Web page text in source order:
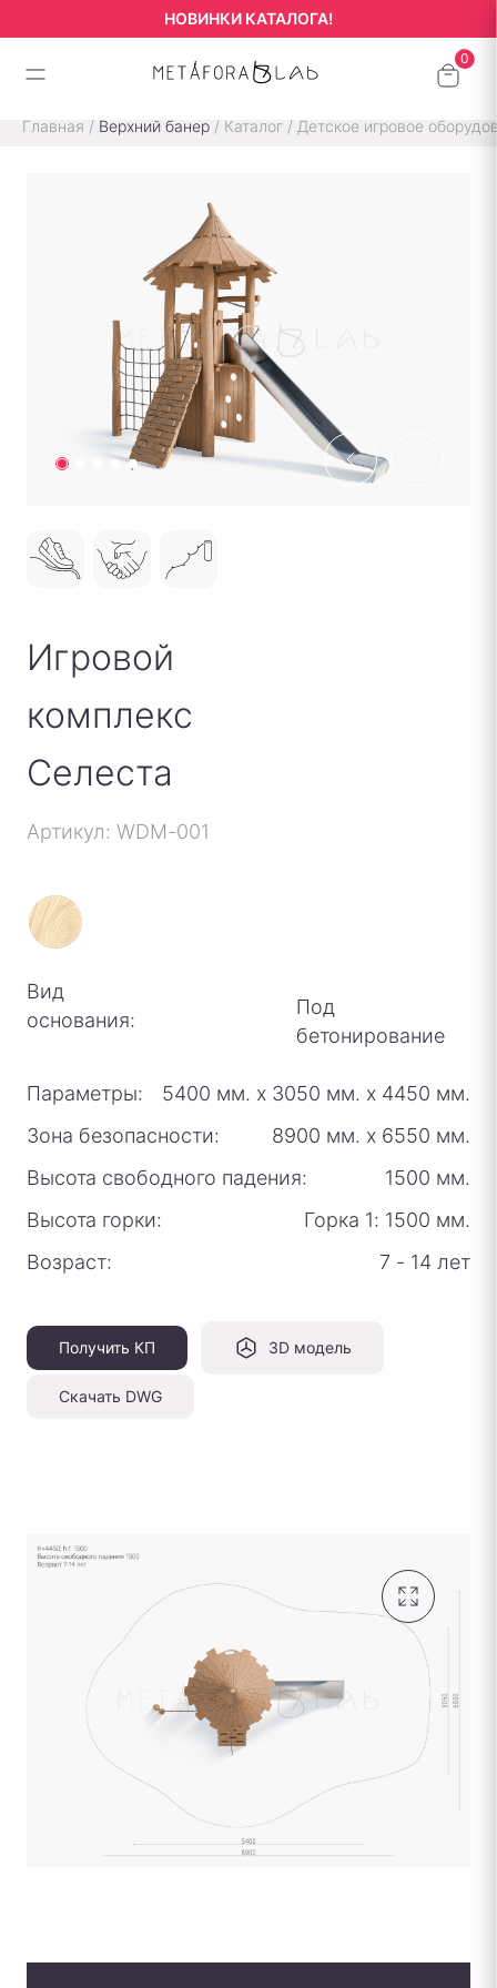
НОВИНКИ КАТАЛОГА!
Главная / Верхний банер / Каталог / Детское игровое
Игровой
комплекс
Селеста
Артикул: WDM-001
Вид
основания:
Под
бетонирование
Параметры: 5400 мм. х 3050 мм. х 4450 мм.
Зона безопасности:
8900 мм. х 6550 мм.
Высота свободного падения:
1500 мм.
Высота горки:
Горка 1: 1500 мм.
Возраст:
7 - 14 лет
Получить КП 3D модель
Скачать DWG